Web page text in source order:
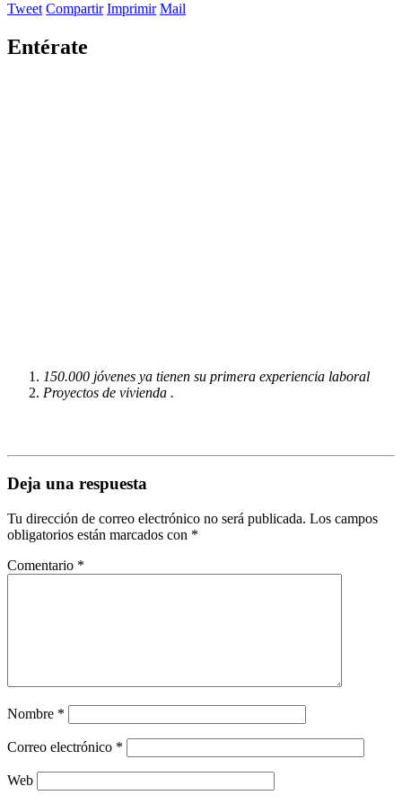
Tweet Compartir Imprimir Mail
Entérate
150.000 jóvenes ya tienen su primera experiencia laboral
Proyectos de vivienda .
Deja una respuesta
Tu dirección de correo electrónico no será publicada. Los campos
obligatorios están marcados con *
Comentario *
Nombre *
Correo electrónico *
Web